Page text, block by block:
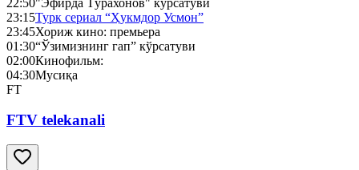
23:15Турк сериал “Ҳукмдор Усмон”
23:45Хориж кино: премьера
01:30“Ўзимизнинг гап” кўрсатуви
02:00Кинофильм:
04:30Мусиқа
FT
FTV telekanali